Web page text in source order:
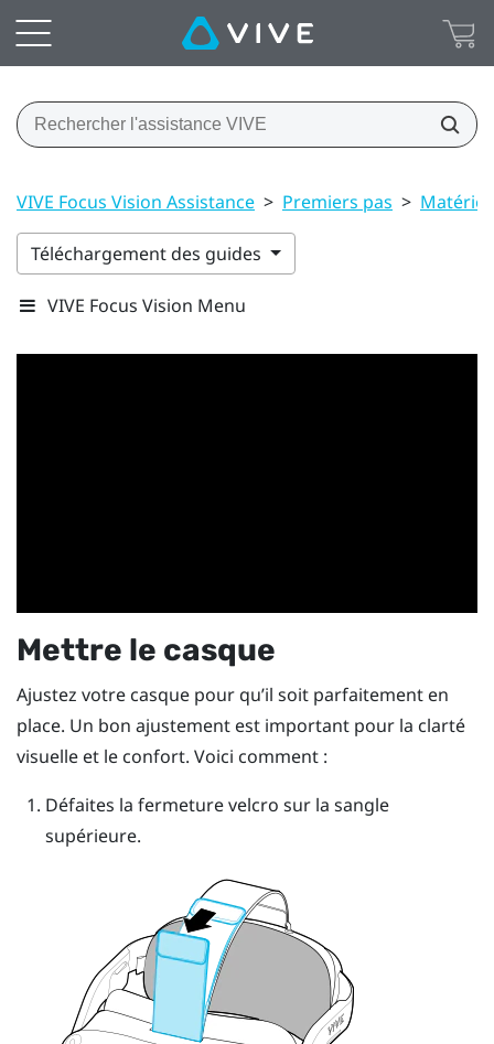
VIVE Focus Vision Assistance > Premiers pas > Matériel
Téléchargement des guides
VIVE Focus Vision Menu
Mettre le casque
Ajustez votre casque pour qu’il soit parfaitement en
place. Un bon ajustement est important pour la clarté
visuelle et le confort. Voici comment :
Défaites la fermeture velcro sur la sangle
supérieure.